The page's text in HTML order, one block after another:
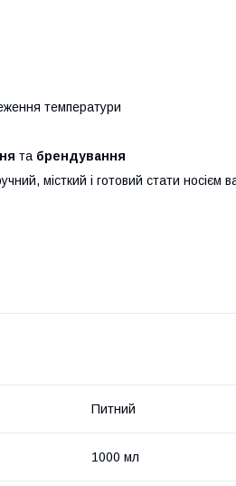
температури
та брендування
місткий і готовий стати носієм
Питний
1000 мл